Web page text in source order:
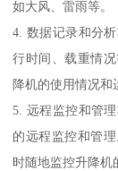
如大风、雷雨等。
4. 数据记录和分
行时间、载重情
降机的使用情况和
5. 远程监控和管
的远程监控和管
时随地监控升降机